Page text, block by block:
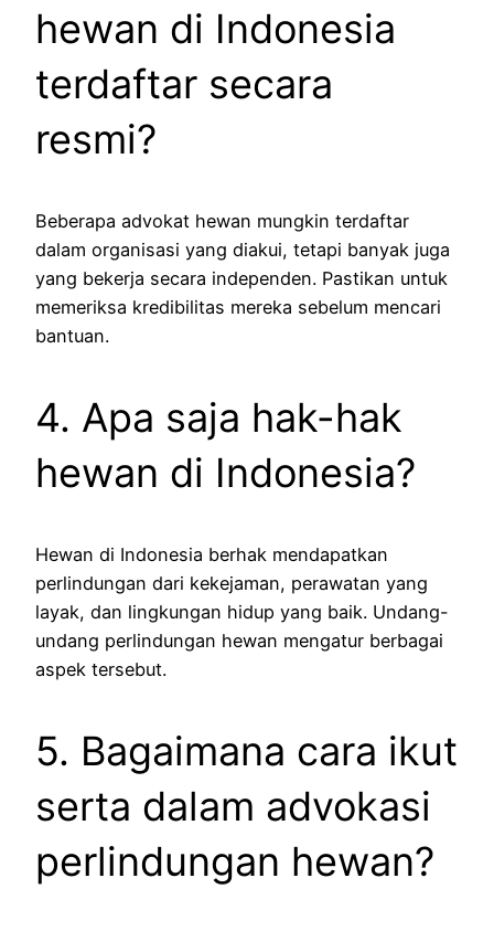
hewan di Indonesia
terdaftar secara
resmi?
Beberapa advokat hewan mungkin terdaftar
dalam organisasi yang diakui, tetapi banyak juga
yang bekerja secara independen. Pastikan untuk
memeriksa kredibilitas mereka sebelum mencari
bantuan.
4. Apa saja hak-hak
hewan di Indonesia?
Hewan di Indonesia berhak mendapatkan
perlindungan dari kekejaman, perawatan yang
layak, dan lingkungan hidup yang baik. Undang-
undang perlindungan hewan mengatur berbagai
aspek tersebut.
5. Bagaimana cara ikut
serta dalam advokasi
perlindungan hewan?